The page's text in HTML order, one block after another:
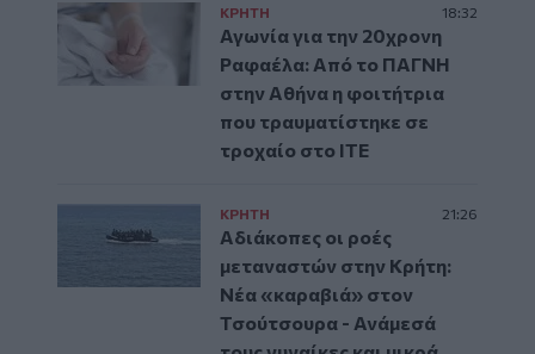
ΚΡΗΤΗ 18:32
Αγωνία για την 20χρονη
Ραφαέλα: Από το ΠΑΓΝΗ
στην Αθήνα η φοιτήτρια
που τραυματίστηκε σε
τροχαίο στο ΙΤΕ
ΚΡΗΤΗ 21:26
Αδιάκοπες οι ροές
μεταναστών στην Κρήτη:
Νέα «καραβιά» στον
Τσούτσουρα - Ανάμεσά